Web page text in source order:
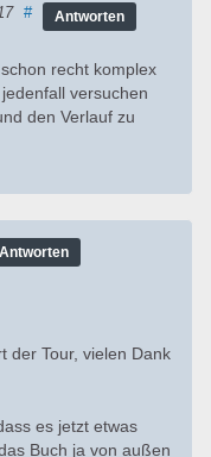
# Antworten
recht komplex
versuchen
den Verlauf zu
Antworten
der Tour, vielen Dank
es jetzt etwas
Buch ja von außen